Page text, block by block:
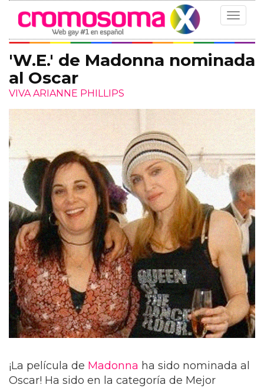
Toggle
'W.E.' de Madonna nominada
al Oscar
VIVA ARIANNE PHILLIPS
¡La película de Madonna ha sido nominada al
Oscar! Ha sido en la categoría de Mejor